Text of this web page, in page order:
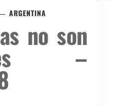
ARGENTINA
no son
–